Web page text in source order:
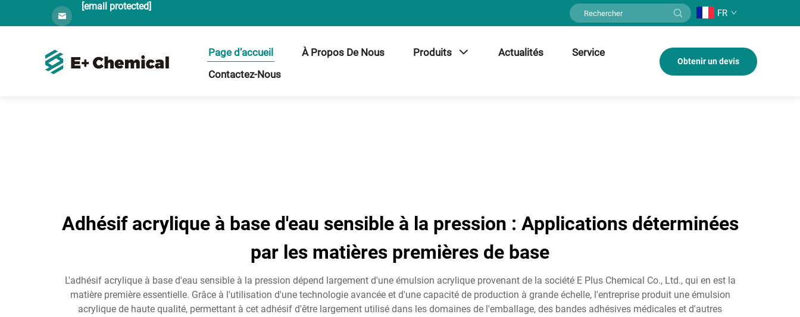
[email protected]
FR
Page d’accueil À Propos De Nous Produits Actualités
Service
Contactez-Nous
Obtenir un devis
Adhésif acrylique à base d'eau sensible à la pression : Applications déterminées
par les matières premières de base
L'adhésif acrylique à base d'eau sensible à la pression dépend largement d'une émulsion acrylique provenant de la société E Plus Chemical Co., Ltd., qui en est la
matière première essentielle. Grâce à l'utilisation d'une technologie avancée et d'une capacité de production à grande échelle, l'entreprise produit une émulsion
acrylique de haute qualité, permettant à cet adhésif d'être largement utilisé dans les domaines de l'emballage, des bandes adhésives médicales et d'autres